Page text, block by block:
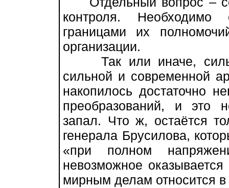
контроля. Необходимо
границами их
организации.
Так или иначе,
сильной и современной
накопилось достаточно
преобразований, и это
запал. Что ж, остаётся
генерала Брусилова,
«при полном
невозможное
мирным делам относится